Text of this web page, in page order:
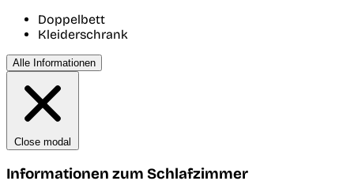
Doppelbett
Kleiderschrank
Alle Informationen
Close modal
Informationen zum Schlafzimmer